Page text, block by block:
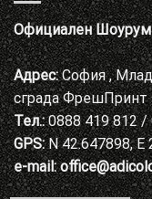
Официален
Адрес:София ,
сграда ФрешПринт
Тел.:0888 419 812 /
GPS:N 42.647898, E
e-mail: